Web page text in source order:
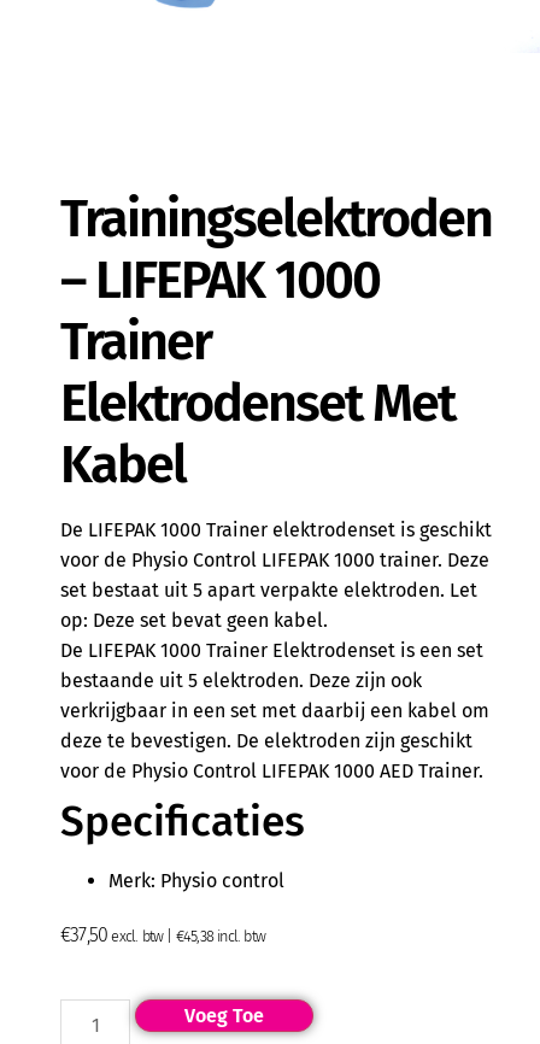
Trainingselektroden
– LIFEPAK 1000
Trainer
Elektrodenset Met
Kabel
De LIFEPAK 1000 Trainer elektrodenset is geschikt
voor de Physio Control LIFEPAK 1000 trainer. Deze
set bestaat uit 5 apart verpakte elektroden. Let
op: Deze set bevat geen kabel.
De LIFEPAK 1000 Trainer Elektrodenset is een set
bestaande uit 5 elektroden. Deze zijn ook
verkrijgbaar in een set met daarbij een kabel om
deze te bevestigen. De elektroden zijn geschikt
voor de Physio Control LIFEPAK 1000 AED Trainer.
Specificaties
Merk: Physio control
€37,50 excl. btw | €45,38incl. btw
Voeg Toe